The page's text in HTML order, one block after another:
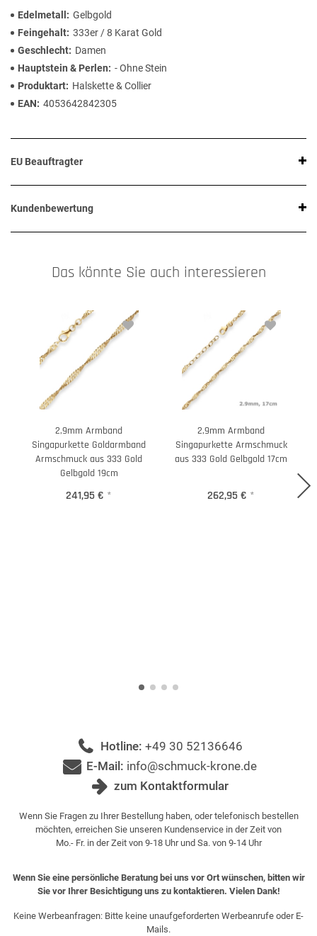
Edelmetall
Gelbgold
Feingehalt 333er / 8 Karat Gold
Geschlecht
Damen
Hauptstein & Perlen
- Ohne Stein
Produktart
Halskette & Collier
EAN
4053642842305
EU Beauftragter
Kundenbewertung
Das könnte Sie auch interessieren
2,9mm Armband
Singapurkette Goldarmband
Armschmuck aus 333 Gold
Gelbgold 19cm
241,95 € *
2,9mm Armband
Singapurkette Armschmuck
aus 333 Gold Gelbgold 17cm
262,95 € *
Hotline: +49 30 52136646
E-Mail: info@schmuck-krone.de
zum Kontaktformular
Wenn Sie Fragen zu Ihrer Bestellung haben, oder telefonisch bestellen
möchten, erreichen Sie unseren Kundenservice in der Zeit von
Mo.- Fr. in der Zeit von 9-18 Uhr und Sa. von 9-14 Uhr
Wenn Sie eine persönliche Beratung bei uns vor Ort wünschen, bitten wir
Sie vor Ihrer Besichtigung uns zu kontaktieren. Vielen Dank!
Keine Werbeanfragen: Bitte keine unaufgeforderten Werbeanrufe oder E-
Mails.